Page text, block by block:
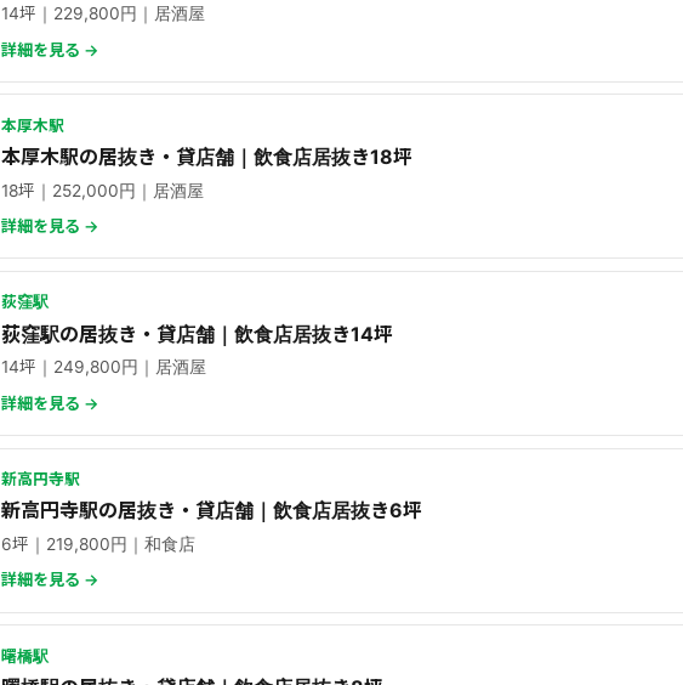
14坪｜229,800円｜居酒屋
詳細を見る →
本厚木駅
本厚木駅の居抜き・貸店舗｜飲食店居抜き18坪
18坪｜252,000円｜居酒屋
詳細を見る →
荻窪駅
荻窪駅の居抜き・貸店舗｜飲食店居抜き14坪
14坪｜249,800円｜居酒屋
詳細を見る →
新高円寺駅
新高円寺駅の居抜き・貸店舗｜飲食店居抜き6坪
6坪｜219,800円｜和食店
詳細を見る →
曙橋駅